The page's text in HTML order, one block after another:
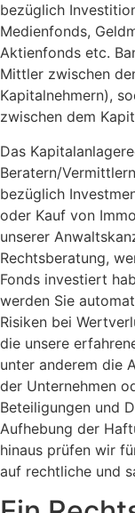
bezüglich
Medienfonds,
Aktienfonds etc.
Mittler zwischen
Kapitalnehmern),
zwischen dem
Das
Beratern/
bezüglich
oder Kauf von
unserer
Rechtsberatung,
Fonds investiert
werden Sie
Risiken bei
die unsere
unter anderem die
der Unternehmen
Beteiligungen und
Aufhebung der
hinaus prüfen wir
auf rechtliche und